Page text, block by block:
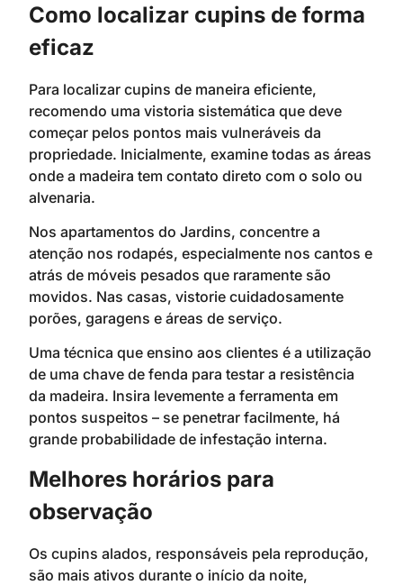
Como localizar cupins de forma
eficaz
Para localizar cupins de maneira eficiente,
recomendo uma vistoria sistemática que deve
começar pelos pontos mais vulneráveis da
propriedade. Inicialmente, examine todas as áreas
onde a madeira tem contato direto com o solo ou
alvenaria.
Nos apartamentos do Jardins, concentre a
atenção nos rodapés, especialmente nos cantos e
atrás de móveis pesados que raramente são
movidos. Nas casas, vistorie cuidadosamente
porões, garagens e áreas de serviço.
Uma técnica que ensino aos clientes é a utilização
de uma chave de fenda para testar a resistência
da madeira. Insira levemente a ferramenta em
pontos suspeitos – se penetrar facilmente, há
grande probabilidade de infestação interna.
Melhores horários para
observação
Os cupins alados, responsáveis pela reprodução,
são mais ativos durante o início da noite,